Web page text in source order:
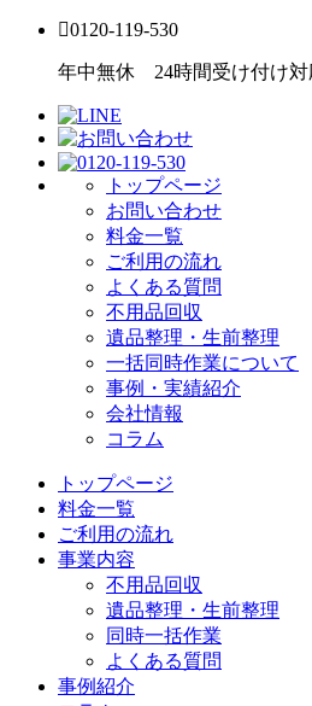
0120-119-530
年中無休 24時間受け付け対
トップページ
お問い合わせ
料金一覧
ご利用の流れ
よくある質問
不用品回収
遺品整理・生前整理
一括同時作業について
事例・実績紹介
会社情報
コラム
トップページ
料金一覧
ご利用の流れ
事業内容
不用品回収
遺品整理・生前整理
同時一括作業
よくある質問
事例紹介